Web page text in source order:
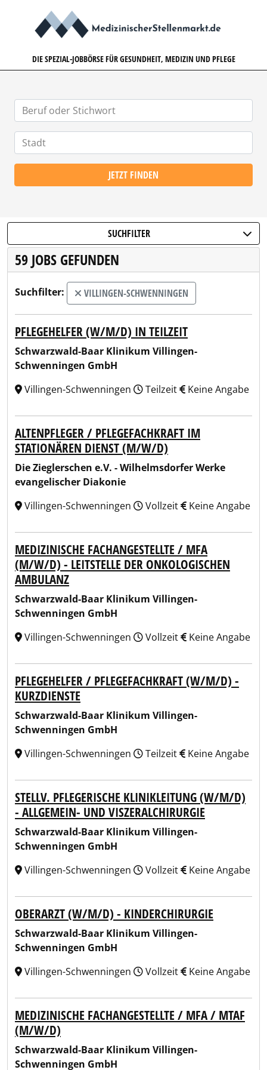
DIE SPEZIAL-JOBBÖRSE FÜR GESUNDHEIT, MEDIZIN UND PFLEGE
JETZT FINDEN
SUCHFILTER
59 JOBS GEFUNDEN
Suchfilter: VILLINGEN-SCHWENNINGEN
PFLEGEHELFER (W/M/D) IN TEILZEIT
Schwarzwald-Baar Klinikum Villingen-
Schwenningen GmbH
Villingen-Schwenningen
Teilzeit Keine Angabe
ALTENPFLEGER / PFLEGEFACHKRAFT IM
STATIONÄREN DIENST (M/W/D)
Die Zieglerschen e.V. - Wilhelmsdorfer Werke
evangelischer Diakonie
Villingen-Schwenningen
Vollzeit Keine Angabe
MEDIZINISCHE FACHANGESTELLTE / MFA
(M/W/D) - LEITSTELLE DER ONKOLOGISCHEN
AMBULANZ
Schwarzwald-Baar Klinikum Villingen-
Schwenningen GmbH
Villingen-Schwenningen
Vollzeit Keine Angabe
PFLEGEHELFER / PFLEGEFACHKRAFT (W/M/D) -
KURZDIENSTE
Schwarzwald-Baar Klinikum Villingen-
Schwenningen GmbH
Villingen-Schwenningen
Teilzeit Keine Angabe
STELLV. PFLEGERISCHE KLINIKLEITUNG (W/M/D)
- ALLGEMEIN- UND VISZERALCHIRURGIE
Schwarzwald-Baar Klinikum Villingen-
Schwenningen GmbH
Villingen-Schwenningen
Vollzeit Keine Angabe
OBERARZT (W/M/D) - KINDERCHIRURGIE
Schwarzwald-Baar Klinikum Villingen-
Schwenningen GmbH
Villingen-Schwenningen
Vollzeit Keine Angabe
MEDIZINISCHE FACHANGESTELLTE / MFA / MTAF
(M/W/D)
Schwarzwald-Baar Klinikum Villingen-
Schwenningen GmbH